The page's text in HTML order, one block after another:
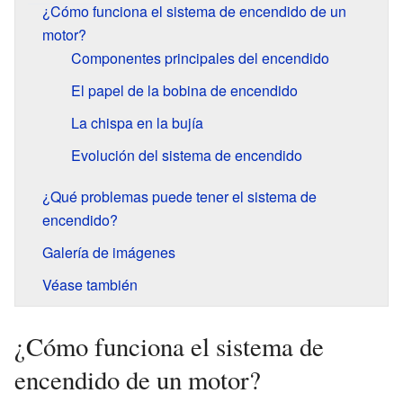
¿Cómo funciona el sistema de encendido de un
motor?
Componentes principales del encendido
El papel de la bobina de encendido
La chispa en la bujía
Evolución del sistema de encendido
¿Qué problemas puede tener el sistema de
encendido?
Galería de imágenes
Véase también
¿Cómo funciona el sistema de
encendido de un motor?